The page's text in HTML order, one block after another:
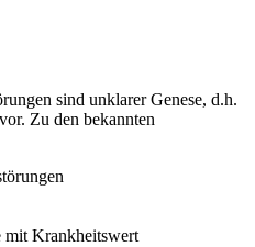
sind unklarer Genese, d.h.
Zu den bekannten
mit Krankheitswert